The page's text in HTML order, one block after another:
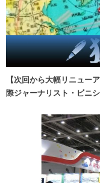
【次回から大幅リニュ
際ジャーナリスト・ビニ